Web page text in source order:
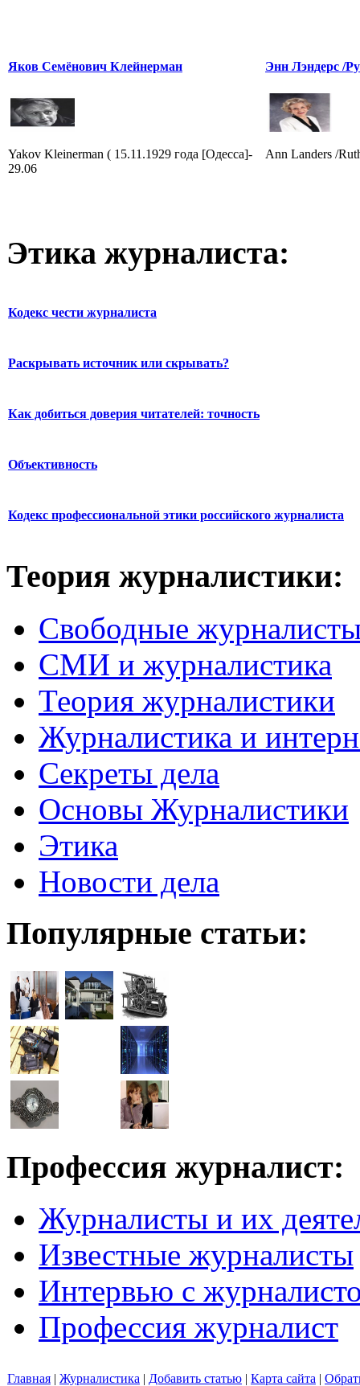
Яков Семёнович Клейнерман
Yakov Kleinerman ( 15.11.1929 года [Одесса]-
29.06
Энн Лэндерс /
Ann Landers /
Этика журналиста:
Кодекс чести журналиста
Раскрывать источник или скрывать?
Как добиться доверия читателей: точность
Объективность
Кодекс профессиональной этики российского журналиста
Теория журналистики:
Свободные
СМИ и журналистика
Теория журналистики
Журналистика и
Секреты дела
Основы Журналистики
Этика
Новости дела
Популярные статьи:
Профессия журналист:
Журналисты и их
Известные журналисты
Интервью с
Профессия журналист
Главная | Журналистика | Добавить статью | Карта сайта |